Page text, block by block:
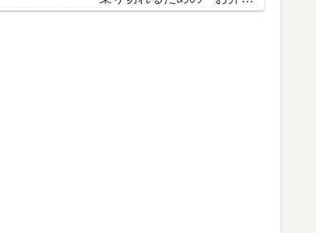
の防衛術」3つの知恵